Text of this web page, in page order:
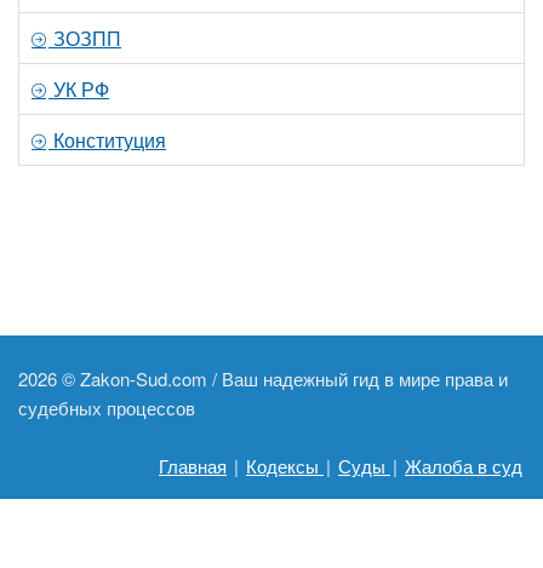
ЗОЗПП
УК РФ
Конституция
2026 ©Zakon-Sud.com / Ваш надежный гид в мире права и
судебных процессов
Главная | Кодексы | Суды | Жалоба в суд